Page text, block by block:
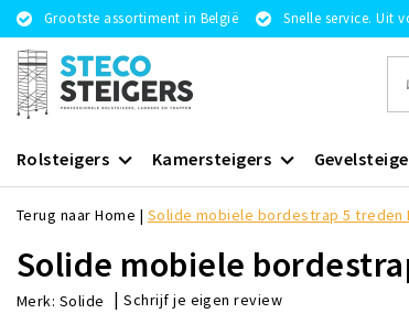
Grootste assortiment in België Snelle service. Uit
Rolsteigers Kamersteigers
Terug naar Home | Solide mobiele bordestrap 5 treden
Solide mobiele
Merk: Solide |Schrijf je eigen review